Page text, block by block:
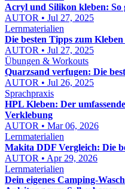
Acryl und Silikon kleben:
AUTOR • Jul 27, 2025
Lernmaterialien
Die besten Tipps zum
AUTOR • Jul 27, 2025
Übungen & Workouts
Quarzsand verfugen: Die
AUTOR • Jul 26, 2025
Sprachpraxis
HPL Kleben: Der
Verklebung
AUTOR • Mar 06, 2026
Lernmaterialien
Makita DDF Vergleich: Die
AUTOR • Apr 29, 2026
Lernmaterialien
Dein eigenes Camping-